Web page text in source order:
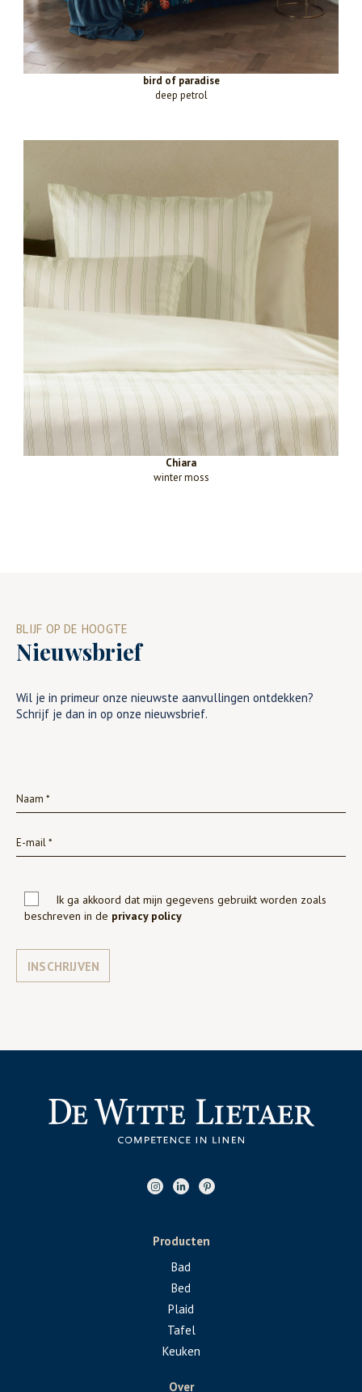
bird of paradise
deep petrol
Chiara
winter moss
BLIJF OP DE HOOGTE
Nieuwsbrief
Wil je in primeur onze nieuwste aanvullingen ontdekken?
Schrijf je dan in op onze nieuwsbrief.
Ik ga akkoord dat mijn gegevens gebruikt worden zoals
beschreven in de privacy policy
INSCHRIJVEN
Producten
Bad
Bed
Plaid
Tafel
Keuken
Over